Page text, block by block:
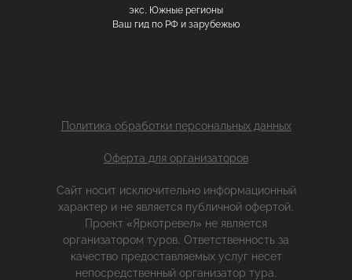
экс. Южные регионы
Ваш гид по РФ и зарубежью
Политика обработки персональных данных
Оферта для организаторов
Сайт носит исключительно информационный
характер и не является публичной офертой.
Проект «Яркотревел» не является
организатором туров. Ответственность за
качество предоставляемых услуг несет
непосредственный организатор тура.